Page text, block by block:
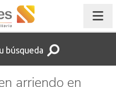
búsqueda
arriendo en